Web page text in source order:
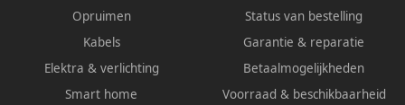
Opruimen
Kabels
Elektra & verlichting
Smart home
Status van bestelling
Garantie & reparatie
Betaalmogelijkheden
Voorraad & beschikbaarheid